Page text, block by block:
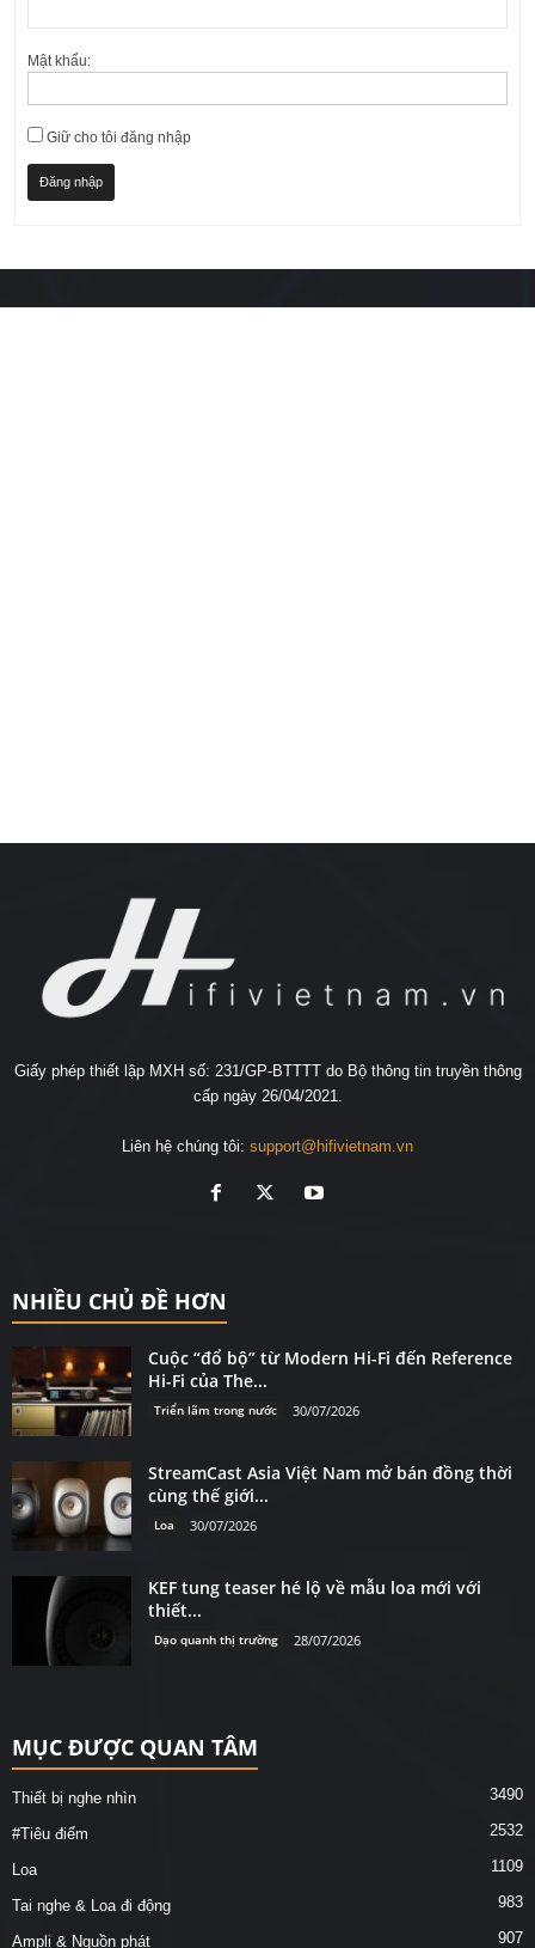
Mật khẩu:
Giữ cho tôi đăng nhập
Đăng nhập
Giấy phép thiết lập MXH số: 231/GP-BTTTT do Bộ thông tin truyền thông
cấp ngày 26/04/2021.
Liên hệ chúng tôi: support@hifivietnam.vn
NHIỀU CHỦ ĐỀ HƠN
Cuộc “đổ bộ” từ Modern Hi-Fi đến Reference
Hi-Fi của The...
Triển lãm trong nước 30/07/2026
StreamCast Asia Việt Nam mở bán đồng thời
cùng thế giới...
Loa 30/07/2026
KEF tung teaser hé lộ về mẫu loa mới với
thiết...
Dạo quanh thị trường 28/07/2026
MỤC ĐƯỢC QUAN TÂM
Thiết bị nghe nhìn 3490
#Tiêu điểm 2532
Loa 1109
Tai nghe & Loa đi động 983
Ampli & Nguồn phát 907